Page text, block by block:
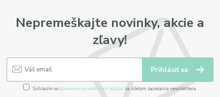
Nepremeškajte novinky, akcie a
zľavy!
Prihlásiť sa
Súhlasím sospracovaním osobných údajov za účelom zasielania newslettera.